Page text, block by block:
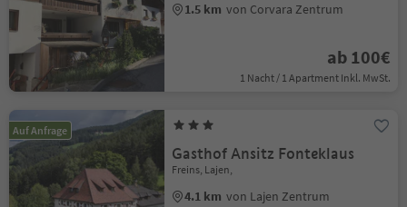
1.5 km von Corvara Zentrum
ab 100€
1 Nacht / 1 Apartment Inkl. MwSt.
Auf Anfrage
Gasthof Ansitz Fonteklaus
Freins, Lajen,
4.1 km von Lajen Zentrum